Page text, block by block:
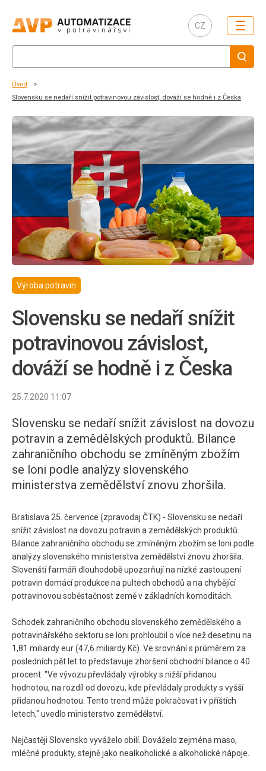
CZ ☰
Úvod
Slovensku se nedaří snížit potravinovou závislost, dováží se hodně i z Česka
Výroba potravin
Slovensku se nedaří snížit
potravinovou závislost,
dováží se hodně i z Česka
25.7.2020 11:07
Slovensku se nedaří snížit závislost na dovozu
potravin a zemědělských produktů. Bilance
zahraničního obchodu se zmíněným zbožím
se loni podle analýzy slovenského
ministerstva zemědělství znovu zhoršila.
Bratislava 25. července (zpravodaj ČTK) - Slovensku se nedaří
snížit závislost na dovozu potravin a zemědělských produktů.
Bilance zahraničního obchodu se zmíněným zbožím se loni podle
analýzy slovenského ministerstva zemědělství znovu zhoršila.
Slovenští farmáři dlouhodobě upozorňují na nízké zastoupení
potravin domácí produkce na pultech obchodů a na chybějící
potravinovou soběstačnost země v základních komoditách.
Schodek zahraničního obchodu slovenského zemědělského a
potravinářského sektoru se loni prohloubil o více než desetinu na
1,81 miliardy eur (47,6 miliardy Kč). Ve srovnání s průměrem za
posledních pět let to představuje zhoršení obchodní bilance o 40
procent. "Ve vývozu převládaly výrobky s nižší přidanou
hodnotou, na rozdíl od dovozu, kde převládaly produkty s vyšší
přidanou hodnotou. Tento trend může pokračovat i v příštích
letech," uvedlo ministerstvo zemědělství.
Nejčastěji Slovensko vyváželo obilí. Dováželo zejména maso,
mléčné produkty, stejně jako nealkoholické a alkoholické nápoje.